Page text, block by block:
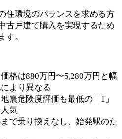
住環境のバランスを求める方
古戸建て購入を実現するため
す。
格は880万円〜5,280万円と幅
より異なる
震危険度評価も最低の「1」
気
で乗り換えなし、始発駅のた